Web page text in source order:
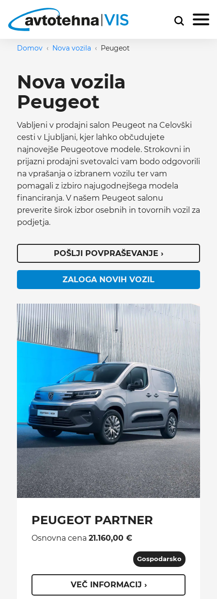
Domov Nova vozila Peugeot
Nova vozila
Peugeot
Vabljeni v prodajni salon Peugeot na Celovški
cesti v Ljubljani, kjer lahko občudujete
najnovejše Peugeotove modele. Strokovni in
prijazni prodajni svetovalci vam bodo odgovorili
na vprašanja o izbranem vozilu ter vam
pomagali z izbiro najugodnejšega modela
financiranja. V našem Peugeot salonu
preverite širok izbor osebnih in tovornih vozil za
podjetja.
POŠLJI POVPRAŠEVANJE ›
ZALOGA NOVIH VOZIL
PEUGEOT PARTNER
Osnovna cena 21.160,00 €
Gospodarsko
VEČ INFORMACIJ ›